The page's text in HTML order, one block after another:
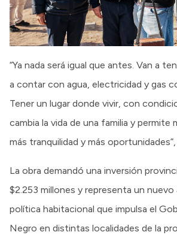
“Ya nada será igual que antes. Van a
a contar con agua, electricidad y gas
Tener un lugar donde vivir, con
cambia la vida de una familia y permite
más tranquilidad y más
La obra demandó una inversión
$2.253 millones y representa un nuevo
política habitacional que impulsa el
Negro en distintas localidades de la